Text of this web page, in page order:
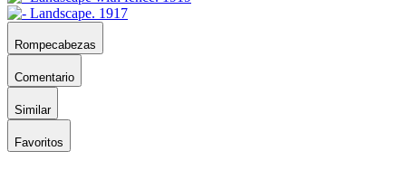
Rompecabezas
Comentario
Similar
Favoritos